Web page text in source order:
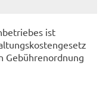
ist
Gebührenordnung